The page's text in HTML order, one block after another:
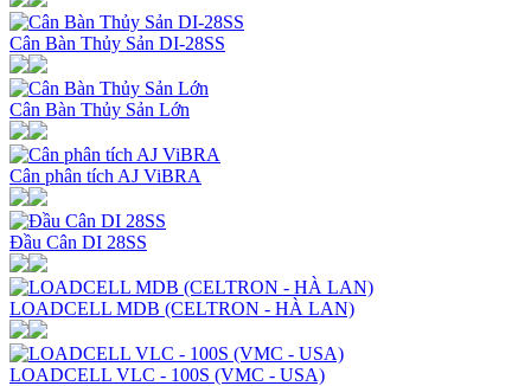
Cân Bàn Thủy Sản DI-28SS
Cân Bàn Thủy Sản Lớn
Cân phân tích AJ ViBRA
Đầu Cân DI 28SS
LOADCELL MDB (CELTRON - HÀ LAN)
LOADCELL VLC - 100S (VMC - USA)